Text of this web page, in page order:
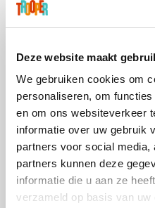
Deze website maakt
We gebruiken cookies om
personaliseren, om
en om ons websiteverkeer
informatie over uw gebruik
partners voor social
partners kunnen deze
informatie die u aan ze
verzameld op basis van
Weekendesk Sarenza